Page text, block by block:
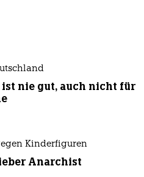
nie gut, auch nicht für
Kinderfiguren
Anarchist